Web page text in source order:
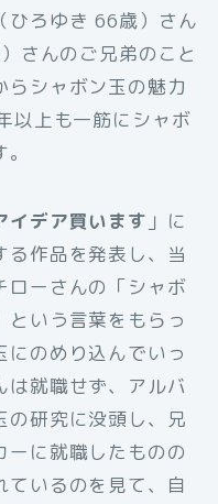
（ひろゆき 66歳）さん
さんのご兄弟のこと
らシャボン玉の魅力
以上も一筋にシャボ
イデア買います 」に
る作品を発表し、当
ローさんの「シャボ
という言葉をもらっ
のめり込んでいっ
は就職せず、アルバ
の研究に没頭し、兄
ーに就職したものの
いるのを見て、自